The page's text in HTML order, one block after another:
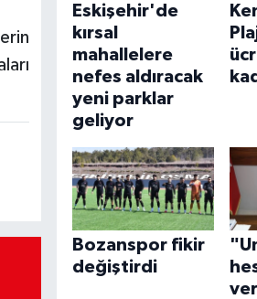
Eskişehir'de
kırsal
mahallelere
nefes aldıracak
yeni parklar
geliyor
Bozanspor fikir
değiştirdi